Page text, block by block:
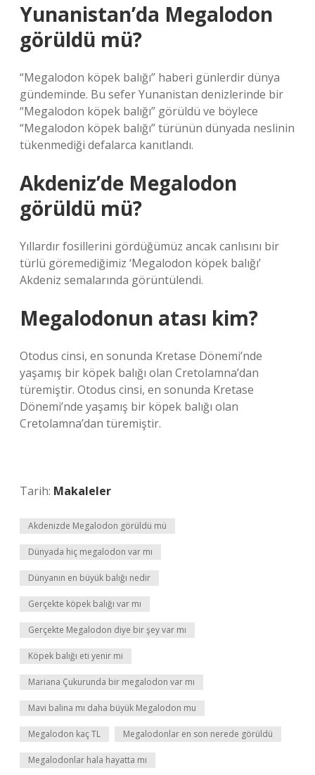
Yunanistan’da Megalodon
görüldü mü?
“Megalodon köpek balığı” haberi günlerdir dünya
gündeminde. Bu sefer Yunanistan denizlerinde bir
“Megalodon köpek balığı” görüldü ve böylece
“Megalodon köpek balığı” türünün dünyada neslinin
tükenmediği defalarca kanıtlandı.
Akdeniz’de Megalodon
görüldü mü?
Yıllardır fosillerini gördüğümüz ancak canlısını bir
türlü göremediğimiz ‘Megalodon köpek balığı’
Akdeniz semalarında görüntülendi.
Megalodonun atası kim?
Otodus cinsi, en sonunda Kretase Dönemi’nde
yaşamış bir köpek balığı olan Cretolamna’dan
türemiştir. Otodus cinsi, en sonunda Kretase
Dönemi’nde yaşamış bir köpek balığı olan
Cretolamna’dan türemiştir.
Tarih: Makaleler
Akdenizde Megalodon görüldü mü
Dünyada hiç megalodon var mı
Dünyanın en büyük balığı nedir
Gerçekte köpek balığı var mı
Gerçekte Megalodon diye bir şey var mı
Köpek balığı eti yenir mi
Mariana Çukurunda bir megalodon var mı
Mavi balina mı daha büyük Megalodon mu
Megalodon kaç TL Megalodonlar en son nerede görüldü
Megalodonlar hala hayatta mı